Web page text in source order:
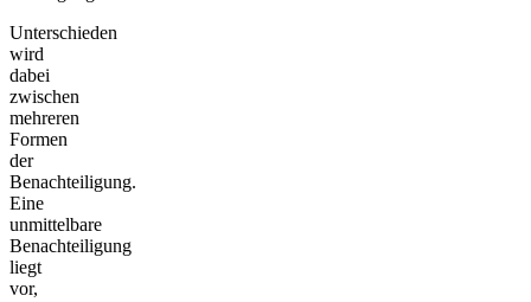
Unterschieden
wird
dabei
zwischen
mehreren
Formen
der
Benachteiligung.
Eine
unmittelbare
Benachteiligung
liegt
vor,